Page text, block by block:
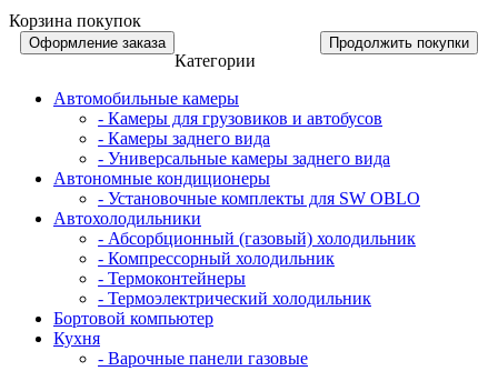
Корзина покупок
Оформление заказа Продолжить покупки
Категории
Автомобильные камеры
- Камеры для грузовиков и автобусов
- Камеры заднего вида
- Универсальные камеры заднего вида
Автономные кондиционеры
- Установочные комплекты для SW OBLO
Автохолодильники
- Абсорбционный (газовый) холодильник
- Компрессорный холодильник
- Термоконтейнеры
- Термоэлектрический холодильник
Бортовой компьютер
Кухня
- Варочные панели газовые